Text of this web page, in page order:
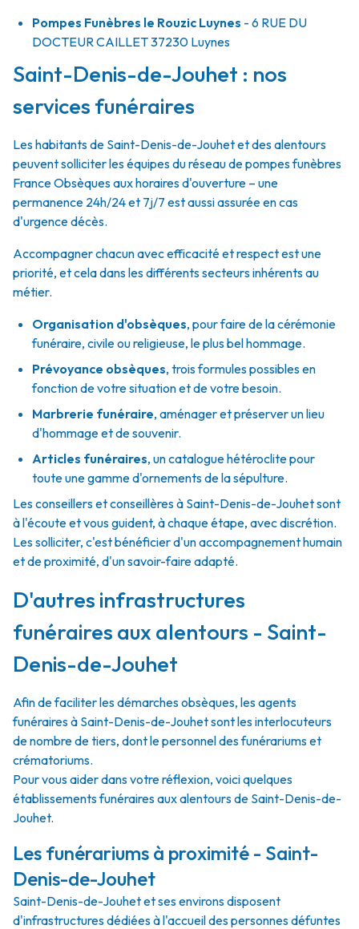
Pompes Funèbres le Rouzic Luynes - 6 RUE DU
DOCTEUR CAILLET37230 Luynes
Saint-Denis-de-Jouhet : nos
services funéraires
Les habitants de Saint-Denis-de-Jouhet et des alentours
peuvent solliciter les équipes du réseau de pompes funèbres
France Obsèques aux horaires d'ouverture – une
permanence 24h/24 et 7j/7 est aussi assurée en cas
d'urgence décès.
Accompagner chacun avec efficacité et respect est une
priorité, et cela dans les différents secteurs inhérents au
métier.
Organisation d'obsèques, pour faire de la cérémonie
funéraire, civile ou religieuse, le plus bel hommage.
Prévoyance obsèques, trois formules possibles en
fonction de votre situation et de votre besoin.
Marbrerie funéraire, aménager et préserver un lieu
d'hommage et de souvenir.
Articles funéraires, un catalogue hétéroclite pour
toute une gamme d'ornements de la sépulture.
Les conseillers et conseillères à Saint-Denis-de-Jouhet sont
à l'écoute et vous guident, à chaque étape, avec discrétion.
Les solliciter, c'est bénéficier d'un accompagnement humain
et de proximité, d'un savoir-faire adapté.
D'autres infrastructures
funéraires aux alentours - Saint-
Denis-de-Jouhet
Afin de faciliter les démarches obsèques, les agents
funéraires à Saint-Denis-de-Jouhet sont les interlocuteurs
de nombre de tiers, dont le personnel des funérariums et
crématoriums.
Pour vous aider dans votre réflexion, voici quelques
établissements funéraires aux alentours de Saint-Denis-de-
Jouhet.
Les funérariums à proximité - Saint-
Denis-de-Jouhet
Saint-Denis-de-Jouhet et ses environs disposent
d'infrastructures dédiées à l'accueil des personnes défuntes